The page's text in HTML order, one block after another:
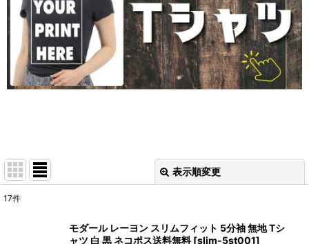
表示順変更
17件
モダール レーヨン スリムフィット 5分袖 無地 Tシ
ャツ 白 黒 ネコポス送料無料 [slim-5st001]